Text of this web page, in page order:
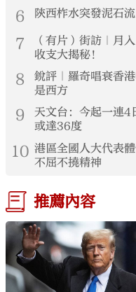
6 陝西柞水突發泥石
7
（有片）街訪｜月
收支大揭秘！
8
銳評｜羅奇唱衰香
是西方
9
天文台：今起一連
或達36度
10 港區全國人大代表
不屈不撓精神
推薦內容